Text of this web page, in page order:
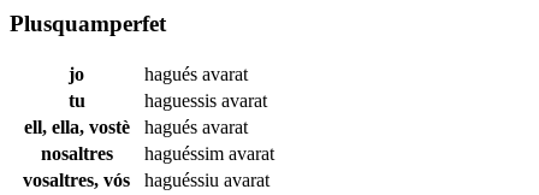
Plusquamperfet
jo hagués avarat
tu
haguessis avarat
ell, ella, vostè
hagués avarat
nosaltres
haguéssim avarat
vosaltres, vós
haguéssiu avarat